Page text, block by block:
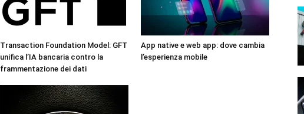
Transaction Foundation Model: GFT
unifica l’IA bancaria contro la
frammentazione dei dati
App native e web app: dove cambia
l’esperienza mobile